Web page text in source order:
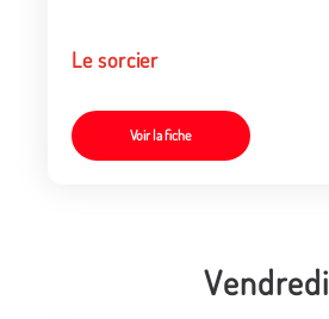
Le sorcier
Voir la fiche
Vendredi